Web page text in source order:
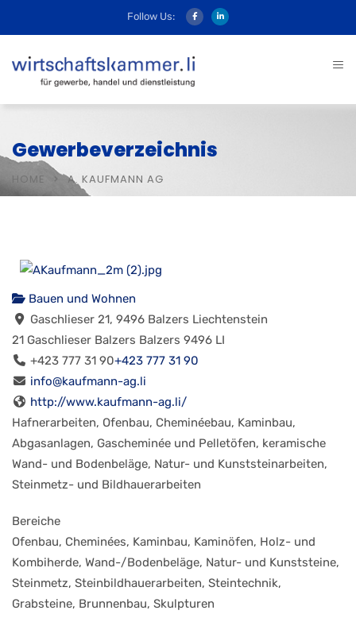
Follow Us:
Gewerbeverzeichnis
HOME A. KAUFMANN AG
Bauen und Wohnen
Gaschlieser 21, 9496 Balzers Liechtenstein
21 Gaschlieser Balzers Balzers 9496 LI
+423 777 31 90+423 777 31 90
info@kaufmann-ag.li
http://www.kaufmann-ag.li/
Hafnerarbeiten, Ofenbau, Cheminéebau, Kaminbau,
Abgasanlagen, Gascheminée und Pelletöfen, keramische
Wand- und Bodenbeläge, Natur- und Kunststeinarbeiten,
Steinmetz- und Bildhauerarbeiten
Bereiche
Ofenbau, Cheminées, Kaminbau, Kaminöfen, Holz- und
Kombiherde, Wand-/Bodenbeläge, Natur- und Kunststeine,
Steinmetz, Steinbildhauerarbeiten, Steintechnik,
Grabsteine, Brunnenbau, Skulpturen